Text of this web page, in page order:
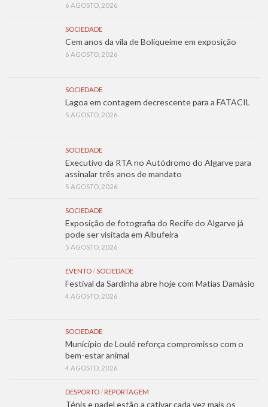
6 AGOSTO, 2026
SOCIEDADE
Cem anos da vila de Boliqueime em exposição
6 AGOSTO, 2026
SOCIEDADE
Lagoa em contagem decrescente para a FATACIL
5 AGOSTO, 2026
SOCIEDADE
Executivo da RTA no Autódromo do Algarve para
assinalar três anos de mandato
5 AGOSTO, 2026
SOCIEDADE
Exposição de fotografia do Recife do Algarve já
pode ser visitada em Albufeira
5 AGOSTO, 2026
EVENTO / SOCIEDADE
Festival da Sardinha abre hoje com Matias Damásio
4 AGOSTO, 2026
SOCIEDADE
Município de Loulé reforça compromisso com o
bem-estar animal
4 AGOSTO, 2026
DESPORTO / REPORTAGEM
Ténis e padel estão a cativar cada vez mais os